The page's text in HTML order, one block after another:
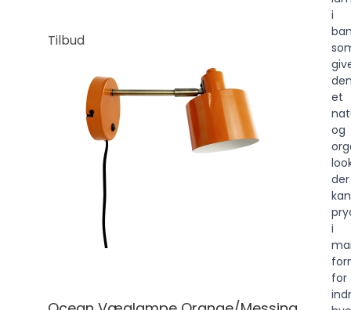
Tilbud
i
et
og
der
kan
i
for